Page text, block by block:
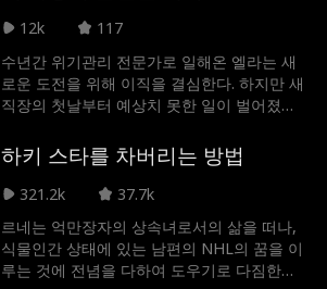
12k
117
수년간 위기관리 전문가로 일해온 엘라는 새
로운 도전을 위해 이직을 결심한다. 하지만 새
직장의 첫날부터 예상치 못한 일이 벌어졌으
가짜 결혼에 끌어들인 것이다! 단순한 계약 관
계로 시작된 일은 점점 걷잡을 수 없이 커지게
되고, 크리스찬의 손길 하나, 입맞춤 하나에
작한다. 하지만 크리스찬이 처음부터 위험한
게임을 계획하고 있었다는 사실을 엘라는 모
르고 있었다. 그렇게 엘라를 영원히 자신의 것
하키 스타를 차버리는 방법
321.2k
37.7k
르네는 억만장자의 상속녀로서의 삶을 떠나,
식물인간 상태에 있는 남편의 NHL의 꿈을 이
루는 것에 전념을 다하여 도우기로 다짐한다.